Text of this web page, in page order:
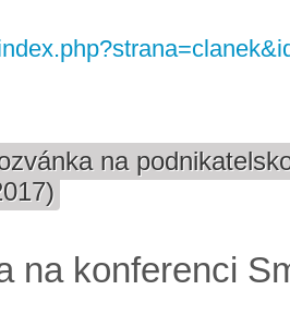
na
na konferenci